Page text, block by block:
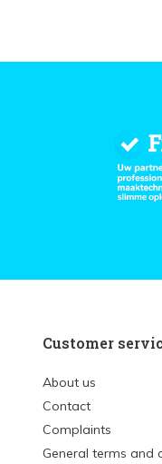
Customer
About us
Contact
Complaints
General terms and